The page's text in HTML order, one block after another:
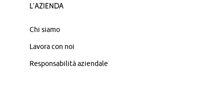
L'azienda
Chi siamo
Lavora con noi
Responsabilità aziendale